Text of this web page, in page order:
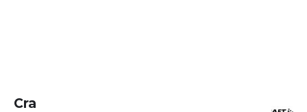
Craft Pro Run Soft Cap